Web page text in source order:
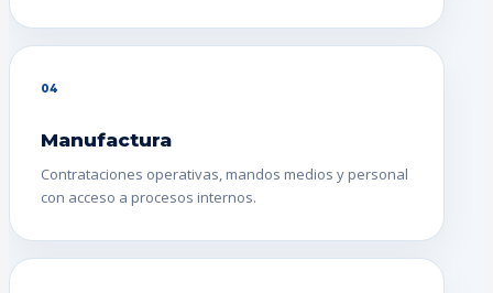
04
Manufactura
Contrataciones operativas, mandos medios y personal
con acceso a procesos internos.